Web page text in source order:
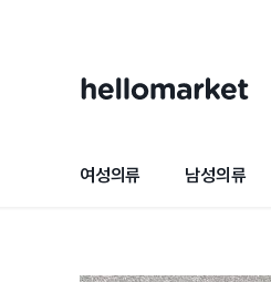
여성의류 남성의류